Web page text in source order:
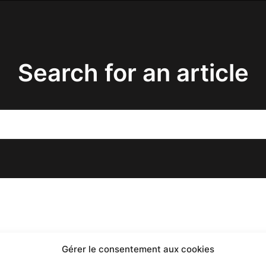
Gérer le consentement aux cookies
Search for an article